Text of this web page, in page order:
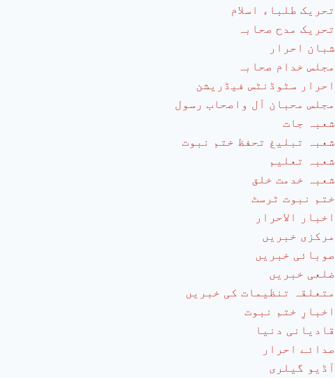
تحریک طلباء اسلام
تحریک مدح صحابہ
شبان احرار
مجلس خدام صحابہ
احرار سٹوڈنٹس فیڈریشن
مجلس محبان آل واصحاب رسول
شعبہ جات
شعبہ تبلیغ تحفظ ختم نبوت
شعبہ تعلیم
شعبہ خدمت خلق
ختم نبوت ٹرسٹ
اخبار الاحرار
مرکزی خبریں
صوبائی خبریں
ضلعی خبریں
متعلقہ تنظیمات کی خبریں
اخبارِ ختم نبوت
قادیانی دنیا
صدائے احرار
آڈیو گیلری